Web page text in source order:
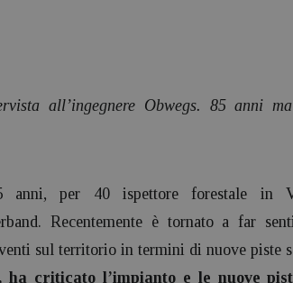
all’ingegnere Obwegs. 85 anni
anni, per 40 ispettore forestale in
Recentemente è tornato a far
sul territorio in termini di nuove piste
ha criticato l’impianto e le nuove